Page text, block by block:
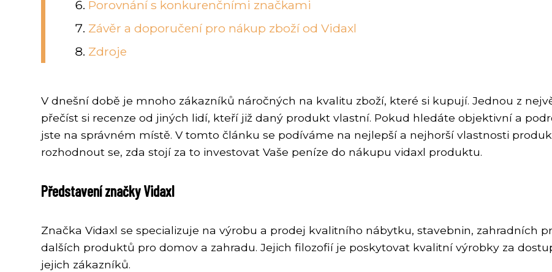
Porovnání s konkurenčními značkami
Závěr a doporučení pro nákup zboží od Vidaxl
Zdroje
V dnešní době je mnoho zákazníků náročných na kvalitu zboží, které si kupují. Jednou z
přečíst si recenze od jiných lidí, kteří již daný produkt vlastní. Pokud hledáte objektivní a
jste na správném místě. V tomto článku se podíváme na nejlepší a nejhorší vlastnosti
rozhodnout se, zda stojí za to investovat Vaše peníze do nákupu vidaxl produktu.
Představení značky Vidaxl
Značka Vidaxl se specializuje na výrobu a prodej kvalitního nábytku, stavebnin, zahradních
dalších produktů pro domov a zahradu. Jejich filozofií je poskytovat kvalitní výrobky za
jejich zákazníků.